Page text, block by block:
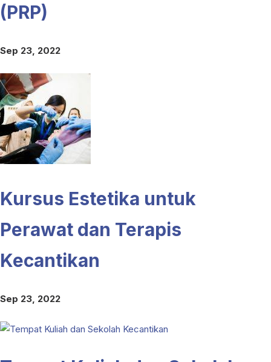
(PRP)
Sep 23, 2022
Kursus Estetika untuk
Perawat dan Terapis
Kecantikan
Sep 23, 2022